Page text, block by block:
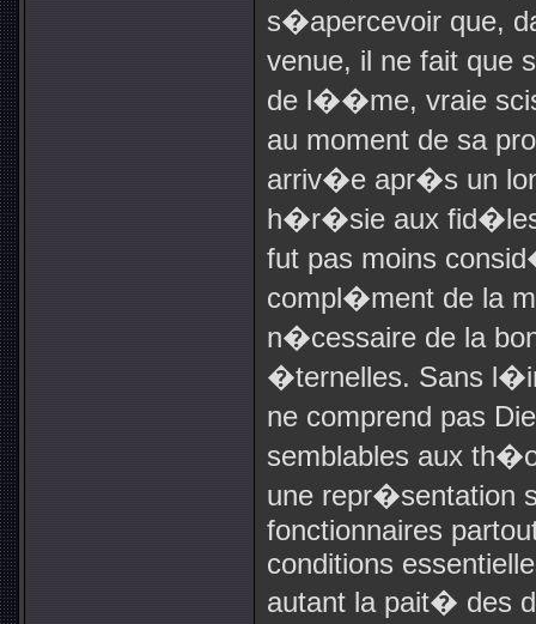
s�apercevoir que,
venue, il ne fait
de l��me, vraie
au moment de sa
arriv�e apr�s un
h�r�sie aux
fut pas moins
compl�ment de la
n�cessaire de la
�ternelles. Sans
ne comprend pas
semblables aux
une repr�sentation
fonctionnaires
conditions
autant la pait� des